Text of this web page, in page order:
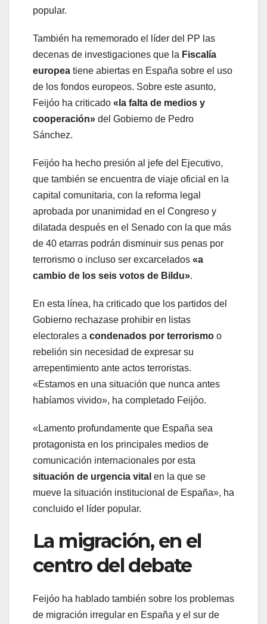
popular.
También ha rememorado el líder del PP las
decenas de investigaciones que la Fiscalía
europea tiene abiertas en España sobre el uso
de los fondos europeos. Sobre este asunto,
Feijóo ha criticado «la falta de medios y
cooperación» del Gobierno de Pedro
Sánchez.
Feijóo ha hecho presión al jefe del Ejecutivo,
que también se encuentra de viaje oficial en la
capital comunitaria, con la reforma legal
aprobada por unanimidad en el Congreso y
dilatada después en el Senado con la que más
de 40 etarras podrán disminuir sus penas por
terrorismo o incluso ser excarcelados «a
cambio de los seis votos de Bildu».
En esta línea, ha criticado que los partidos del
Gobierno rechazase prohibir en listas
electorales a condenados por terrorismo o
rebelión sin necesidad de expresar su
arrepentimiento ante actos terroristas.
«Estamos en una situación que nunca antes
habíamos vivido», ha completado Feijóo.
«Lamento profundamente que España sea
protagonista en los principales medios de
comunicación internacionales por esta
situación de urgencia vital en la que se
mueve la situación institucional de España», ha
concluido el líder popular.
La migración, en el
centro del debate
Feijóo ha hablado también sobre los problemas
de migración irregular en España y el sur de